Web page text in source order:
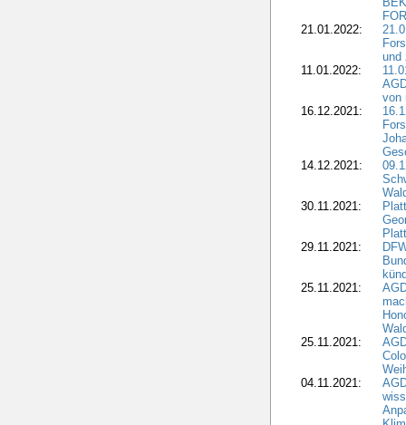
21.01.2022:
und
11.01.2022:
von
16.12.2021:
14.12.2021:
30.11.2021:
29.11.2021:
25.11.2021:
25.11.2021:
04.11.2021: